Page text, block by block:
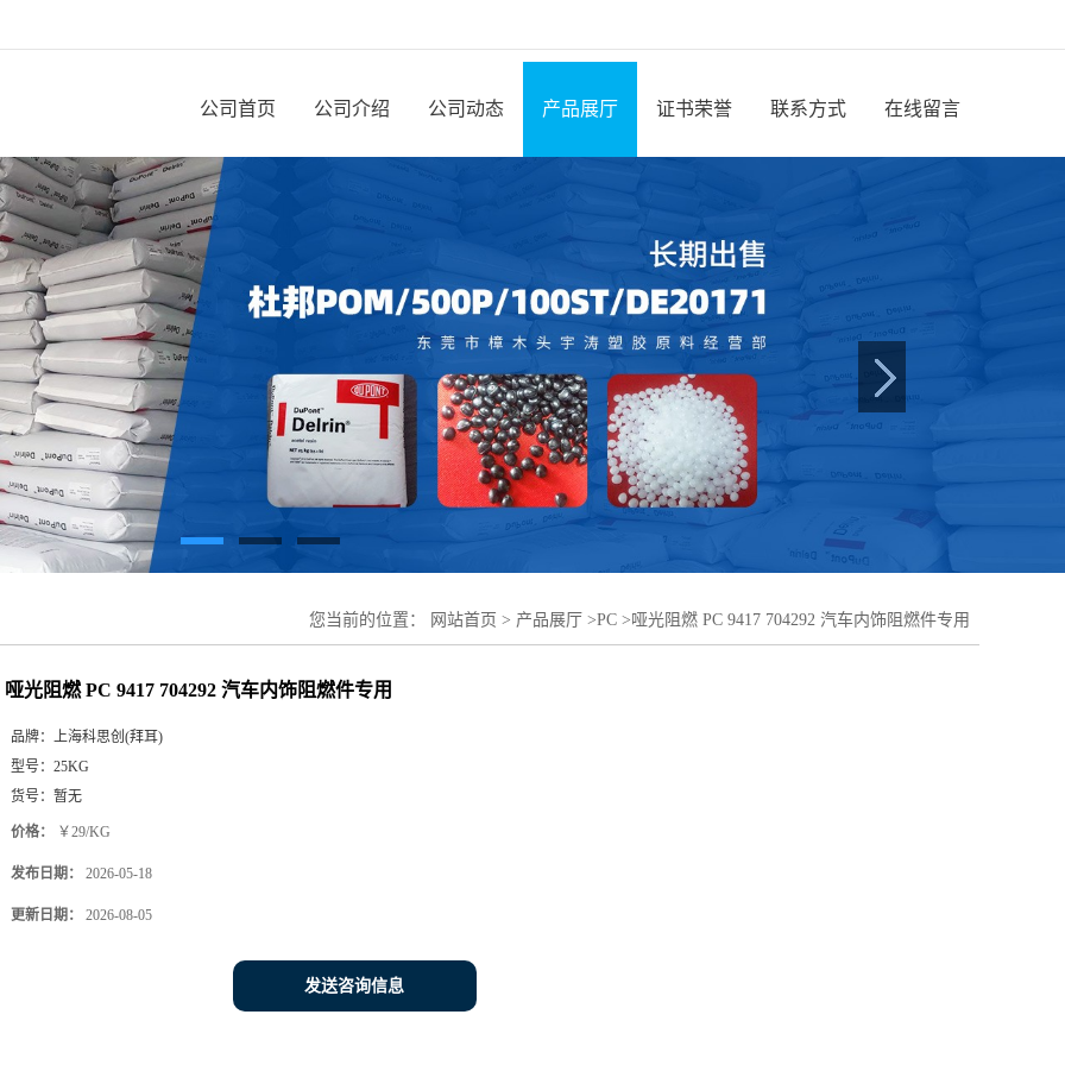
公司首页 公司介绍 公司动态 产品展厅 证书荣誉 联系方式 在线留言
您当前的位置： 网站首页 > 产品展厅 >PC >哑光阻燃 PC 9417 704292 汽车内饰阻燃件专用
哑光阻燃 PC 9417 704292 汽车内饰阻燃件专用
品牌： 上海科思创(拜耳)
型号： 25KG
货号： 暂无
价格： ￥29/KG
发布日期： 2026-05-18
更新日期： 2026-08-05
发送咨询信息